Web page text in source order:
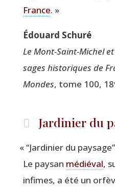
France. »
Édouard Schu­ré
Le Mont-Saint-Michel
sages his­to­riques de
Mondes, tome 100,
Jardinier du
«“Jar­di­nier du
Le pay­san médié­val,
infimes, a été un